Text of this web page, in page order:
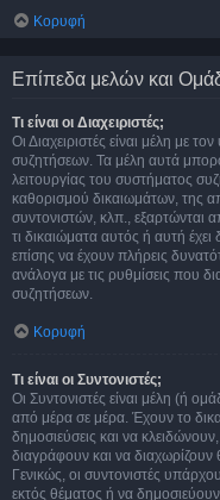
Κορυφή
Επίπεδα μελών και
Τι είναι οι Διαχειριστές;
Οι Διαχειριστές είναι μέλη με
συζητήσεων. Τα μέλη αυτά
λειτουργίας του συστήματος
καθορισμού δικαιωμάτων, της
συντονιστών, κλπ., εξαρτώνται
τι δικαιώματα αυτός ή αυτή
επίσης να έχουν πλήρεις
ανάλογα με τις ρυθμίσεις που
συζητήσεων.
Κορυφή
Τι είναι οι Συντονιστές;
Οι Συντονιστές είναι μέλη (ή
από μέρα σε μέρα. Έχουν το
δημοσιεύσεις και να
διαγράφουν και να
Γενικώς, οι συντονιστές
εκτός θέματος ή να